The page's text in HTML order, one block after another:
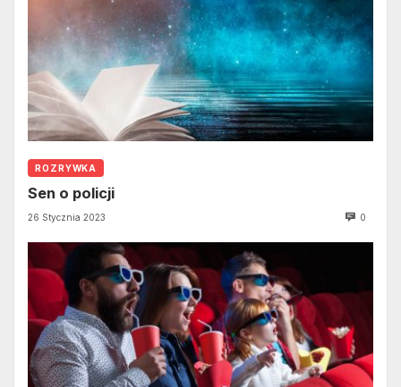
ROZRYWKA
Sen o policji
26 Stycznia 2023 0